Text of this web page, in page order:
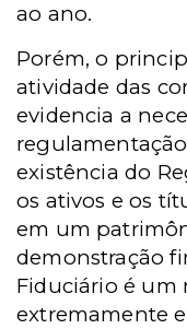
ao ano.
Porém, o
atividade das
evidencia a
existência do
os ativos e os
em um
demonstração
Fiduciário é um
extremamente